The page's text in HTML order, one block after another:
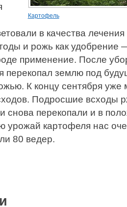
Картофель
в качества
и рожь как удобрение
применение. После
перекопал землю под
К концу сентября
Подросшие всходы
снова перекопали и в
урожай картофеля нас
80 ведер.